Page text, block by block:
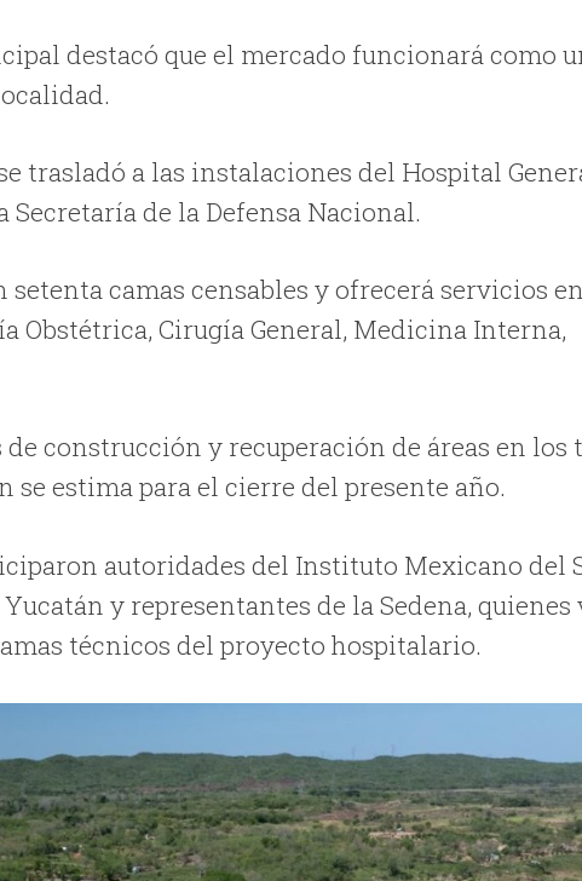
destacó que el mercado funcionará como
trasladó a las instalaciones del Hospital
Secretaría de la Defensa Nacional.
camas censables y ofrecerá servicios en
Obstétrica, Cirugía General, Medicina Interna,
construcción y recuperación de áreas en los
estima para el cierre del presente año.
autoridades del Instituto Mexicano del
y representantes de la Sedena,
técnicos del proyecto hospitalario.